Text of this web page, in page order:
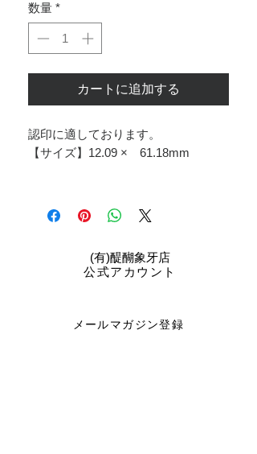
数量 *
カートに追加する
認印に適しております。
【サイズ】12.09 × 61.18mm
​(有)醍醐象牙店
公式アカウント
メールマガジン登録